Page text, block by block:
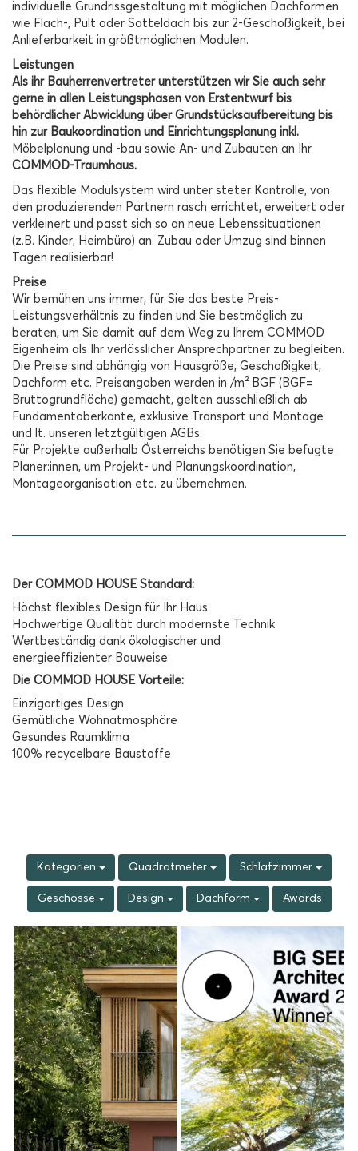
individuelle Grundrissgestaltung mit möglichen Dachformen
wie Flach-, Pult oder Satteldach bis zur 2-Geschoßigkeit, bei
Anlieferbarkeit in größtmöglichen Modulen.
Leistungen
Als ihr Bauherrenvertreter unterstützen wir Sie auch sehr
gerne in allen Leistungsphasen von Erstentwurf bis
behördlicher Abwicklung über Grundstücksaufbereitung bis
hin zur Baukoordination und Einrichtungsplanung inkl.
Möbelplanung und -bau sowie An- und Zubauten an Ihr
COMMOD-Traumhaus.
Das flexible Modulsystem wird unter steter Kontrolle, von
den produzierenden Partnern rasch errichtet, erweitert oder
verkleinert und passt sich so an neue Lebenssituationen
(z.B. Kinder, Heimbüro) an. Zubau oder Umzug sind binnen
Tagen realisierbar!
Preise
Wir bemühen uns immer, für Sie das beste Preis-
Leistungsverhältnis zu finden und Sie bestmöglich zu
beraten, um Sie damit auf dem Weg zu Ihrem COMMOD
Eigenheim als Ihr verlässlicher Ansprechpartner zu begleiten.
Die Preise sind abhängig von Hausgröße, Geschoßigkeit,
Dachform etc. Preisangaben werden in /m² BGF (BGF=
Bruttogrundfläche) gemacht, gelten ausschließlich ab
Fundamentoberkante, exklusive Transport und Montage
und lt. unseren letztgültigen AGBs.
Für Projekte außerhalb Österreichs benötigen Sie befugte
Planer:innen, um Projekt- und Planungskoordination,
Montageorganisation etc. zu übernehmen.
Der COMMOD HOUSE Standard:
Höchst flexibles Design für Ihr Haus
Hochwertige Qualität durch modernste Technik
Wertbeständig dank ökologischer und
energieeffizienter Bauweise
Die COMMOD HOUSE Vorteile:
Einzigartiges Design
Gemütliche Wohnatmosphäre
Gesundes Raumklima
100% recycelbare Baustoffe
Kategorien Quadratmeter Schlafzimmer
Geschosse Design Dachform Awards